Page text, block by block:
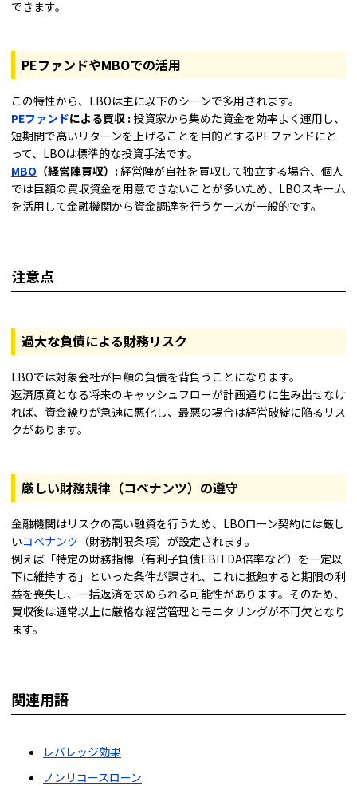
できます。
PEファンドやMBOでの活用
この特性から、LBOは主に以下のシーンで多用されます。
PEファンドによる買収 : 投資家から集めた資金を効率よく運用し、
短期間で高いリターンを上げることを目的とするPEファンドにと
って、LBOは標準的な投資手法です。
MBO （経営陣買収）: 経営陣が自社を買収して独立する場合、個人
では巨額の買収資金を用意できないことが多いため、LBOスキーム
を活用して金融機関から資金調達を行うケースが一般的です。
注意点
過大な負債による財務リスク
LBOでは対象会社が巨額の負債を背負うことになります。
返済原資となる将来のキャッシュフローが計画通りに生み出せなけ
れば、資金繰りが急速に悪化し、最悪の場合は経営破綻に陥るリス
クがあります。
厳しい財務規律（コベナンツ）の遵守
金融機関はリスクの高い融資を行うため、LBOローン契約には厳し
いコベナンツ （財務制限条項）が設定されます。
例えば「特定の財務指標（有利子負債EBITDA倍率など）を一定以
下に維持する」といった条件が課され、これに抵触すると期限の利
益を喪失し、一括返済を求められる可能性があります。そのため、
買収後は通常以上に厳格な経営管理とモニタリングが不可欠となり
ます。
関連用語
レバレッジ効果
ノンリコースローン